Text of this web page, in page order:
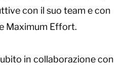
con il suo team e con
Maximum Effort.
in collaborazione con